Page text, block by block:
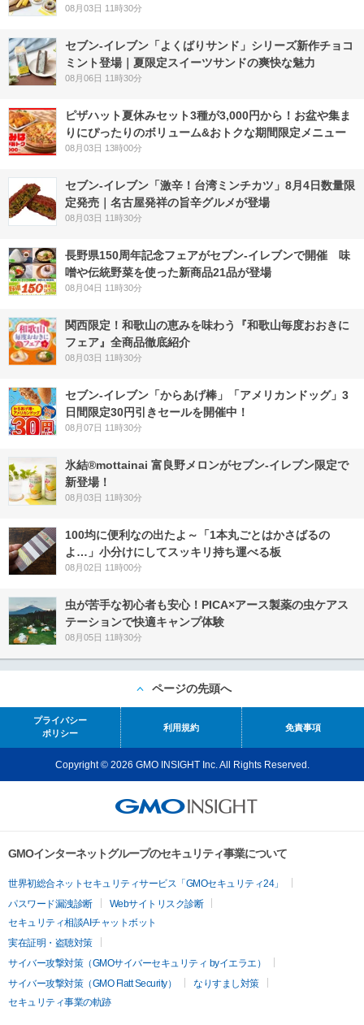
08月03日 11時30分
セブン‐イレブン「よくばりサンド」シリーズ新作チョコ
ミント登場｜夏限定スイーツサンドの爽快な魅力
08月06日 11時30分
ピザハット夏休みセット3種が3,000円から！お盆や集ま
りにぴったりのボリューム&おトクな期間限定メニュー
08月03日 13時00分
セブン-イレブン「激辛！台湾ミンチカツ」8月4日数量限
定発売｜名古屋発祥の旨辛グルメが登場
08月03日 11時30分
長野県150周年記念フェアがセブン-イレブンで開催 味
噌や伝統野菜を使った新商品21品が登場
08月04日 11時30分
関西限定！和歌山の恵みを味わう『和歌山毎度おおきに
フェア』全商品徹底紹介
08月03日 11時30分
セブン‐イレブン「からあげ棒」「アメリカンドッグ」3
日間限定30円引きセールを開催中！
08月07日 11時30分
氷結®mottainai 富良野メロンがセブン‐イレブン限定で
新登場！
08月03日 11時30分
100均に便利なの出たよ～「1本丸ごとはかさばるの
よ…」小分けにしてスッキリ持ち運べる板
08月02日 11時00分
虫が苦手な初心者も安心！PICA×アース製薬の虫ケアス
テーションで快適キャンプ体験
08月05日 11時30分
ページの先頭へ
プライバシー
ポリシー
利用規約 免責事項
Copyright © 2026 GMO INSIGHT Inc. All Rights Reserved.
GMOインターネットグループのセキュリティ事業について
世界初総合ネットセキュリティサービス「GMOセキュリティ24」
パスワード漏洩診断
Webサイトリスク診断
セキュリティ相談AIチャットボット
実在証明・盗聴対策
サイバー攻撃対策（GMOサイバーセキュリティ byイエラエ）
サイバー攻撃対策（GMO Flatt Security）
なりすまし対策
セキュリティ事業の軌跡